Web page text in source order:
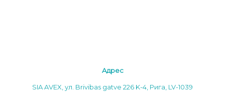
Aдреc
SIA AVEX, ул. Brivibas gatve 226 K-4, Рига, LV-1039